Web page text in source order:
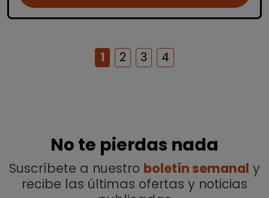
1 2 3 4
No te pierdas nada
Suscríbete a nuestro boletín semanal y
recibe las últimas ofertas y noticias